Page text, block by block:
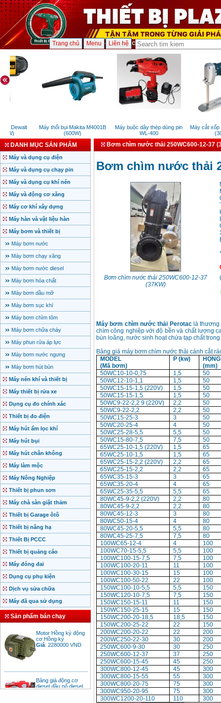
Trang chủ Menu Liên hệ
Dewalt
Máy thổi bụi Makita M4001B
(600W)
Máy buộc dây thép dùng pin
WL-400
Máy cắt xốp
DANH MỤC SẢN PHẨM
Máy và dụng cụ điện
Máy và dụng cụ chạy pin
Máy và dụng cụ khí nén
Máy và động cơ xăng
Máy cơ khí xây dựng
Máy hàn và vật liệu hàn
Máy bơm và thiết bị
Máy bơm nước
Máy bơm chạy xăng
Máy bơm nước diesel
Máy bơm hóa chất
Máy bơm dầu mỡ
Máy bơm sục khí
Máy bơm chìm tõm
Máy bơm chữa cháy
Máy phun rửa áp lực
Máy bơm nước ngưng
Máy bơm hút bùn
Máy nén khí và thiết bị
Máy thiết bị rửa xe
Dụng cụ đo chính xác
Thiết bị đo điện
Máy hút ẩm lọc khí
Máy hút bụi
Máy hút chân không
Máy làm mộc
Máy Nông Nghiệp
Thiết bị phun sơn
Máy chà sàn giặt thảm
Thiết bị Garage ôtô
Thiết bị nâng hạ
Thiết Bị PCCC
Thiết bị quảng cáo
Máy đóng đai
Dụng cụ phụ kiện
Dịch vụ sửa chữa
Máy đã qua sử dụng
Sản phẩm bán chạy
cơ Hồng ký
Giá:2280000 VND
Bảng giá động cơ
diesel đầu nổ diesel
Giá:6500000VND
Bơm chìm nước thải 250WC600-12-37
Bơm chìm nước thải
Bơm chìm nước thải 250WC600-12-37
(37KW)
(
Máy bơm chìm nước thải Perotac là thương
chìm công nghiệp với độ bền và chất lượng
bùn loãng, nước sinh hoạt chứa tạp chất
Bảng giá máy bơm chìm nước thải cánh cắt
MODEL
(Mã bơm)
P (kw)
HỌNG
(mm)
50WC10-10-0,75
1,5
50
50WC12-10-1,1
1,5
50
50WC15-15-1,5 (220V)
1,5
50
50WC15-15-1,5
1,5
50
50WC9-22-2,2 9 (220V)
2,2
50
50WC9-22-2,2
2,2
50
50WC15-25-3
3
50
50WC20-25-4
4
50
50WC25-28-5,5
5,5
50
50WC15-80-7,5
7,5
50
65WC25-10-1,5 (220V)
1,5
65
65WC25-10-1,5
1,5
65
65WC25-15-2,2 (220V)
2,2
65
65WC25-15-2,2
2,2
65
65WC35-15-3
3
65
65WC35-20-4
4
65
65WC25-35-5,5
5,5
65
80WC45-9-2,2 (220V)
2,2
80
80WC45-9-2,2
2,2
80
80WC45-12-3
3
80
80WC50-15-4
4
80
80WC45-20-5,5
5,5
80
80WC45-25-7,5
7,5
80
100WC65-12-4
4
100
100WC70-15-5,5
5,5
100
100WC100-15-7,5
7,5
100
100WC100-20-11
11
100
100WC100-30-15
15
100
100WC100-50-22
22
100
150WC100-10-5,5
5,5
150
150WC120-10-7,5
7,5
150
150WC150-15-11
11
150
150WC150-25-15
15
150
150WC200-20-18,5
18,5
150
150WC200-25-22
22
150
200WC200-20-22
22
200
200WC250-22-30
30
200
250WC600-9-30
30
250
250WC600-12-37
37
250
250WC600-15-45
45
250
300WC800-12-45
45
300
300WC800-15-55
55
300
300WC800-20-75
75
300
300WC950-20-95
75
300
300WC1200-20-110
110 300